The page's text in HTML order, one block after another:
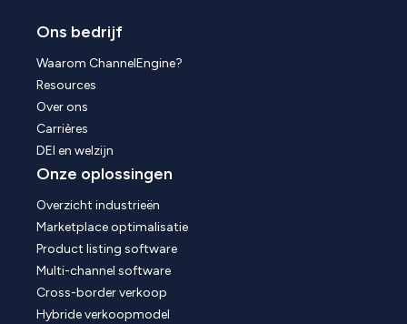
Ons bedrijf
Waarom ChannelEngine?
Resources
Over ons
Carrières
DEI en welzijn
Onze oplossingen
Overzicht industrieën
Marketplace optimalisatie
Product listing software
Multi-channel software
Cross-border verkoop
Hybride verkoopmodel